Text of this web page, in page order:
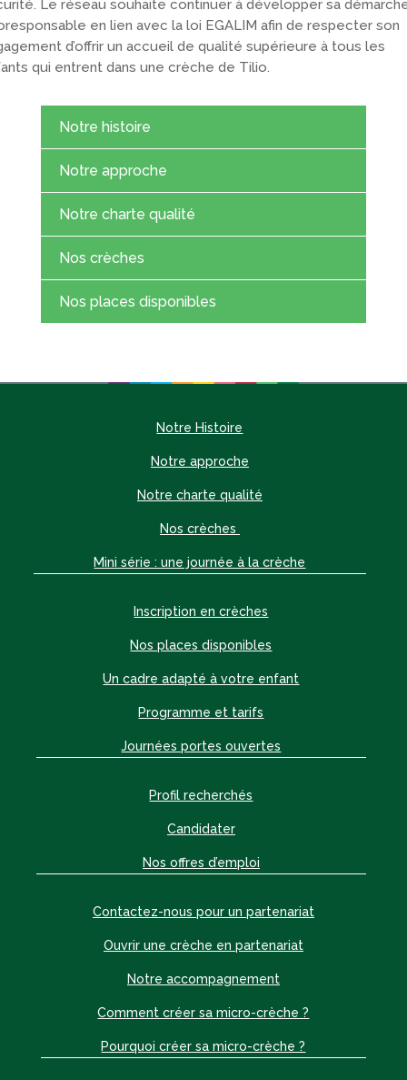
Le réseau souhaite continuer à développer sa
en lien avec la loi EGALIM afin de respecter son
d’offrir un accueil de qualité supérieure à tous les
qui entrent dans une crèche de Tilio.
Notre histoire
Notre approche
Notre charte qualité
Nos crèches
Nos places disponibles
Notre Histoire
Notre approche
Notre charte qualité
Nos crèches
Mini série : une journée à la crèche
Inscription en crèches
Nos places disponibles
Un cadre adapté à votre enfant
Programme et tarifs
Journées portes ouvertes
Profil recherchés
Candidater
Nos offres d’emploi
Contactez-nous pour un partenariat
Ouvrir une crèche en partenariat
Notre accompagnement
Comment créer sa micro-crèche ?
Pourquoi créer sa micro-crèche ?